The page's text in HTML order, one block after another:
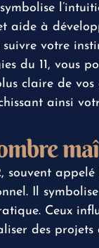
symbolise
aide à
votre
du 11, vous
claire de
ainsi
souvent
Il
Ceux
des projets